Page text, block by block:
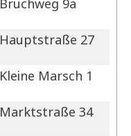
Bruchweg 9a
Hauptstraße 27
Kleine Marsch 1
Marktstraße 34